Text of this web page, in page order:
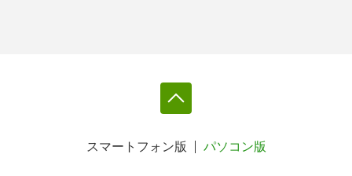
スマートフォン版 パソコン版